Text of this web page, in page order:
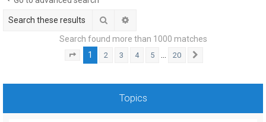
Search
Search found more than 1000 matches
Page of 20
1 2 3 4 5 20
Topics